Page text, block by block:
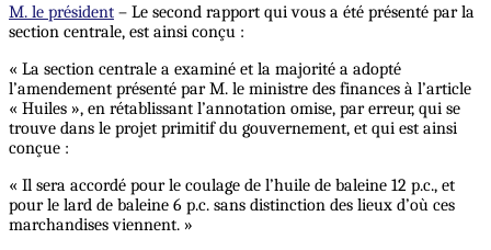
M. le président – Le second rapport qui vous a été présenté par la
section centrale, est ainsi conçu :
« La section centrale a examiné et la majorité a adopté
l’amendement présenté par M. le ministre des finances à l’article
« Huiles », en rétablissant l’annotation omise, par erreur, qui se
trouve dans le projet primitif du gouvernement, et qui est ainsi
conçue :
« Il sera accordé pour le coulage de l’huile de baleine 12 p.c., et
pour le lard de baleine 6 p.c. sans distinction des lieux d’où ces
marchandises viennent. »